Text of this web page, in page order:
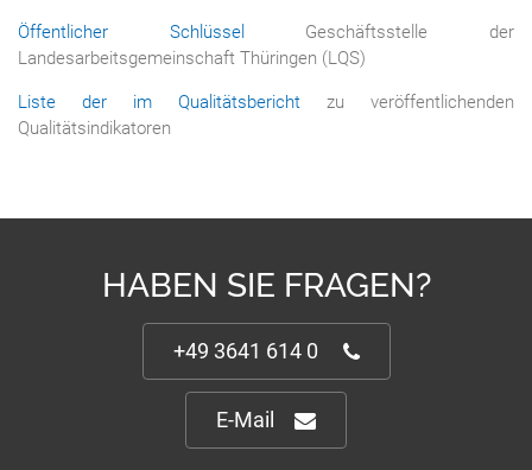
Öffentlicher Schlüssel
Geschäftsstelle der
Landesarbeitsgemeinschaft Thüringen (LQS)
Liste der im Qualitätsbericht zu veröffentlichenden
Qualitätsindikatoren
HABEN SIE FRAGEN?
+49 3641 614 0
E-Mail